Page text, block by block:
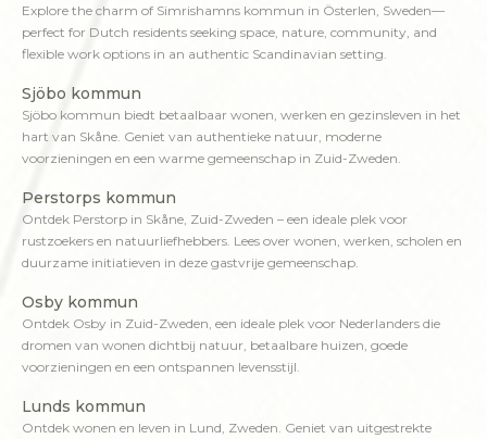
Explore the charm of Simrishamns kommun in Österlen, Sweden—
perfect for Dutch residents seeking space, nature, community, and
flexible work options in an authentic Scandinavian setting.
Sjöbo kommun
Sjöbo kommun biedt betaalbaar wonen, werken en gezinsleven in het
hart van Skåne. Geniet van authentieke natuur, moderne
voorzieningen en een warme gemeenschap in Zuid-Zweden.
Perstorps kommun
Ontdek Perstorp in Skåne, Zuid-Zweden – een ideale plek voor
rustzoekers en natuurliefhebbers. Lees over wonen, werken, scholen en
duurzame initiatieven in deze gastvrije gemeenschap.
Osby kommun
Ontdek Osby in Zuid-Zweden, een ideale plek voor Nederlanders die
dromen van wonen dichtbij natuur, betaalbare huizen, goede
voorzieningen en een ontspannen levensstijl.
Lunds kommun
Ontdek wonen en leven in Lund, Zweden. Geniet van uitgestrekte